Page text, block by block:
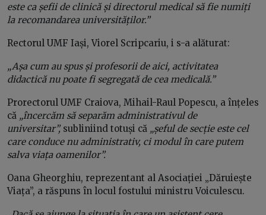
este ca șefii de clinică și directorul medical să fie numiți
la recomandarea universităților.”
Rectorul UMF Iași, Viorel Scripcariu, i s-a alăturat:
„Așa cum au spus și profesorii de aici, activitatea
didactică nu poate fi segregată de cea medicală.”
Prorectorul UMF Craiova, Mihail-Raul Popescu, a înțeles
că „încercăm să separăm administrativul de
universitar”, subliniind totuși că „șeful de secție este cel
care conduce nu administrativ, ci modul în care putem
salva viața oamenilor”.
Oana Gheorghiu, reprezentant al Asociației „Dăruiește
Viața”, a răspuns în locul fostului ministru Voiculescu.